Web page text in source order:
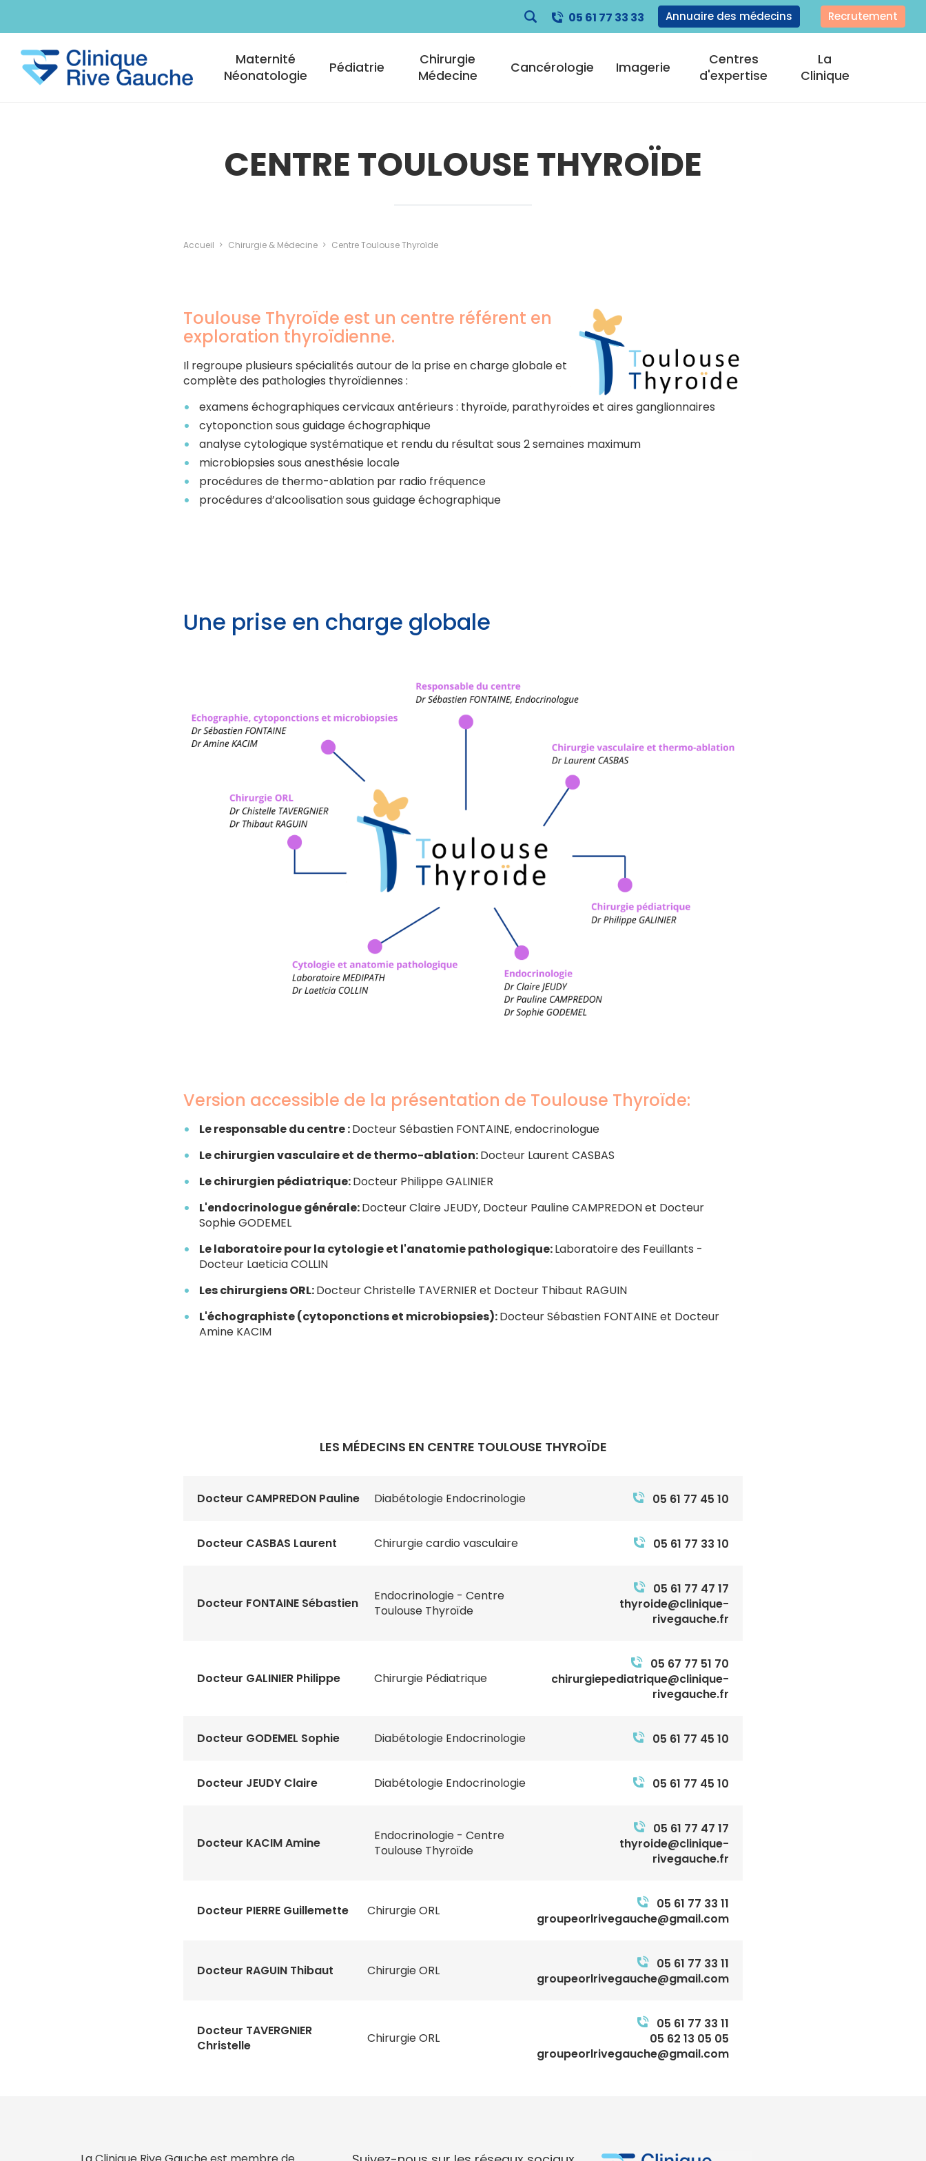
05 61 77 33 33 Annuaire des médecins Recrutement
Maternité
Néonatologie
Pédiatrie
Chirurgie
Médecine
Cancérologie Imagerie
Centres
d'expertise
La
Clinique
CENTRE TOULOUSE THYROÏDE
Accueil Chirurgie & Médecine Centre Toulouse Thyroïde
Toulouse Thyroïde est un centre référent en
exploration thyroïdienne.
Il regroupe plusieurs spécialités autour de la prise en charge globale et
complète des pathologies thyroïdiennes :
examens échographiques cervicaux antérieurs : thyroïde, parathyroïdes et aires ganglionnaires
cytoponction sous guidage échographique
analyse cytologique systématique et rendu du résultat sous 2 semaines maximum
microbiopsies sous anesthésie locale
procédures de thermo-ablation par radio fréquence
procédures d’alcoolisation sous guidage échographique
Une prise en charge globale
Version accessible de la présentation de Toulouse Thyroïde:
Le responsable du centre :Docteur Sébastien FONTAINE, endocrinologue
Le chirurgien vasculaire et de thermo-ablation:Docteur Laurent CASBAS
Le chirurgien pédiatrique:Docteur Philippe GALINIER
L'endocrinologue générale:Docteur Claire JEUDY, Docteur Pauline CAMPREDON et Docteur
Sophie GODEMEL
Le laboratoire pour la cytologie et l'anatomie pathologique:Laboratoire des Feuillants -
Docteur Laeticia COLLIN
Les chirurgiens ORL:Docteur Christelle TAVERNIER et Docteur Thibaut RAGUIN
L'échographiste (cytoponctions et microbiopsies):Docteur Sébastien FONTAINE et Docteur
Amine KACIM
LES MÉDECINS EN CENTRE TOULOUSE THYROÏDE
Docteur CAMPREDON Pauline Diabétologie Endocrinologie 05 61 77 45 10
Docteur CASBAS Laurent Chirurgie cardio vasculaire 05 61 77 33 10
Docteur FONTAINE Sébastien
Endocrinologie - Centre
Toulouse Thyroïde
05 61 77 47 17
thyroide@clinique-
rivegauche.fr
Docteur GALINIER Philippe Chirurgie Pédiatrique
05 67 77 51 70
chirurgiepediatrique@clinique-
rivegauche.fr
Docteur GODEMEL Sophie Diabétologie Endocrinologie 05 61 77 45 10
Docteur JEUDY Claire Diabétologie Endocrinologie 05 61 77 45 10
Docteur KACIM Amine
Endocrinologie - Centre
Toulouse Thyroïde
05 61 77 47 17
thyroide@clinique-
rivegauche.fr
Docteur PIERRE Guillemette Chirurgie ORL
05 61 77 33 11
groupeorlrivegauche@gmail.com
Docteur RAGUIN Thibaut Chirurgie ORL
05 61 77 33 11
groupeorlrivegauche@gmail.com
Docteur TAVERGNIER
Christelle
Chirurgie ORL
05 61 77 33 11
05 62 13 05 05
groupeorlrivegauche@gmail.com